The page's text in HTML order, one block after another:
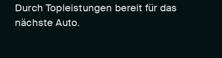
Durch Topleistungen bereit für das
nächste Auto.